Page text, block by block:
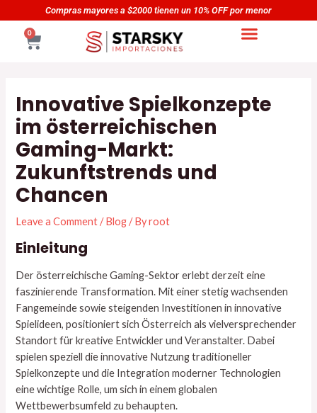
to
content
mayores a $2000 tienen un 10% OFF por menor
0
CART
Innovative Spielkonzepte
im österreichischen
Gaming-Markt:
Zukunftstrends und
Chancen
Leave a Comment /Blog/ Byroot
Einleitung
Der österreichische Gaming-Sektor erlebt derzeit eine
faszinierende Transformation. Mit einer stetig wachsenden
Fangemeinde sowie steigenden Investitionen in innovative
Spielideen, positioniert sich Österreich als vielversprechender
Standort für kreative Entwickler und Veranstalter. Dabei
spielen speziell die innovative Nutzung traditioneller
Spielkonzepte und die Integration moderner Technologien
eine wichtige Rolle, um sich in einem globalen
Wettbewerbsumfeld zu behaupten.
Navegación
de
entradas